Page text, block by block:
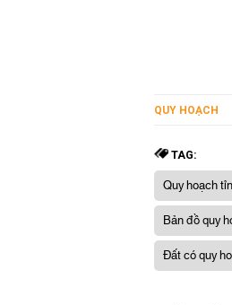
QUY HOẠCH
TAG:
Quy hoạch
Bản đồ quy
Đất có quy